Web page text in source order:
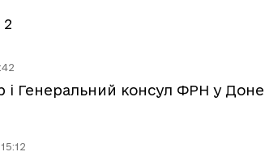
2
і Генеральний консул ФРН у